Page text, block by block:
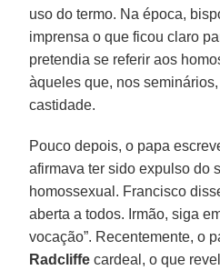
uso do termo. Na época,
imprensa o que ficou claro
pretendia se referir aos
àqueles que, nos
castidade.
Pouco depois, o papa
afirmava ter sido expulso do
homossexual. Francisco
aberta a todos. Irmão, siga
vocação”. Recentemente, o
Radcliffe cardeal, o que